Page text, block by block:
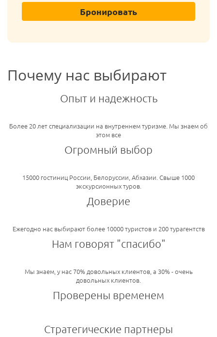
Бронировать
Почему нас выбирают
Опыт и надежность
Более 20 лет специализации на внутреннем туризме. Мы знаем об
этом все
Огромный выбор
15000 гостиниц России, Белоруссии, Абхазии. Свыше 1000
экскурсионных туров.
Доверие
Ежегодно нас выбирают более 10000 туристов и 200 турагентств
Нам говорят "спасибо"
Мы знаем, у нас 70% довольных клиентов, а 30% - очень
довольных клиентов.
Проверены временем
Стратегические партнеры